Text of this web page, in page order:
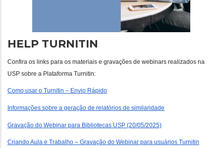
HELP TURNITIN
Confira os links para os materiais e gravações de webinars realizados na
USP sobre a Plataforma Turnitin:
Como usar o Turnitin – Envio Rápido
Informações sobre a geração de relatórios de similaridade
Gravação do Webinar para Bibliotecas USP (20/05/2025)
Criando Aula e Trabalho – Gravação do Webinar para usuários Turnitin